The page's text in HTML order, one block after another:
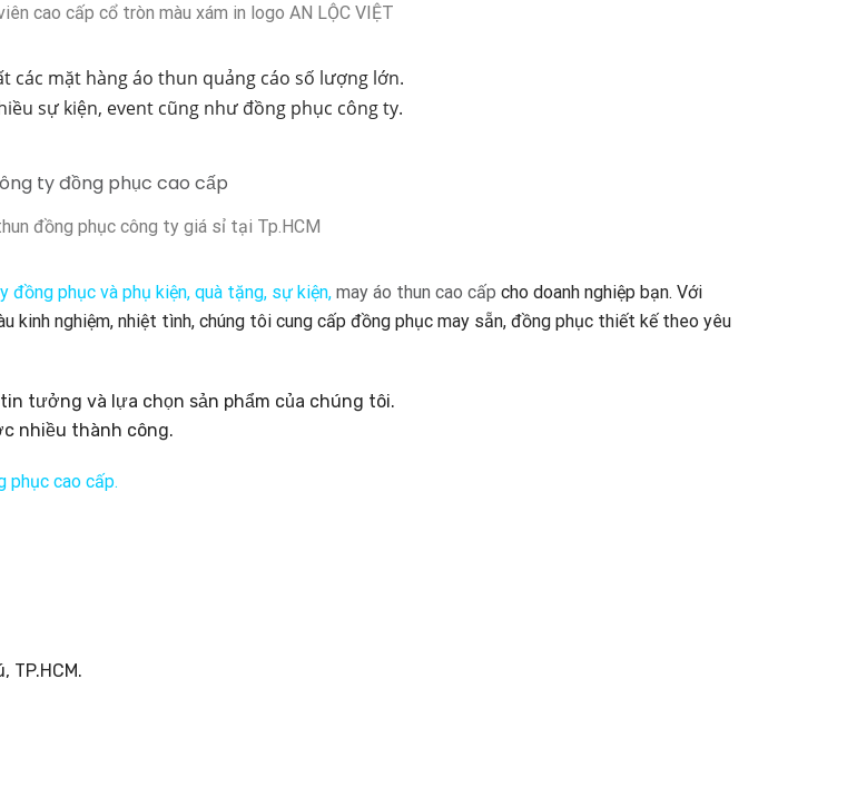
cao cấp cổ tròn màu xám in logo AN LỘC VIỆT
các mặt hàng áo thun quảng cáo số lượng lớn.
sự kiện, event cũng như đồng phục công ty.
đồng phục công ty giá sỉ tại Tp.HCM
đồng phục và phụ kiện, quà tặng, sự kiện, may áo thun cao cấp cho doanh nghiệp bạn. Với
kinh nghiệm, nhiệt tình, chúng tôi cung cấp đồng phục may sẵn, đồng phục thiết kế theo yêu
tưởng và lựa chọn sản phẩm của chúng tôi.
nhiều thành công.
phục cao cấp.
TP.HCM.